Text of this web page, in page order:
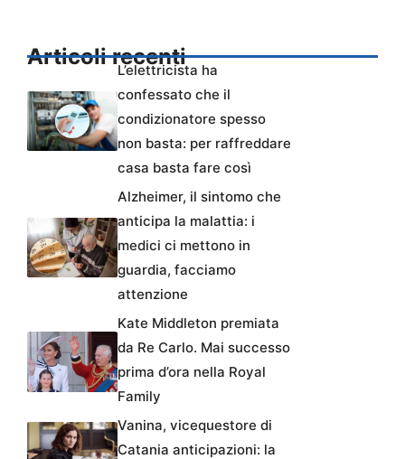
Articoli recenti
L’elettricista ha
confessato che il
condizionatore spesso
non basta: per raffreddare
casa basta fare così
Alzheimer, il sintomo che
anticipa la malattia: i
medici ci mettono in
guardia, facciamo
attenzione
Kate Middleton premiata
da Re Carlo. Mai successo
prima d’ora nella Royal
Family
Vanina, vicequestore di
Catania anticipazioni: la